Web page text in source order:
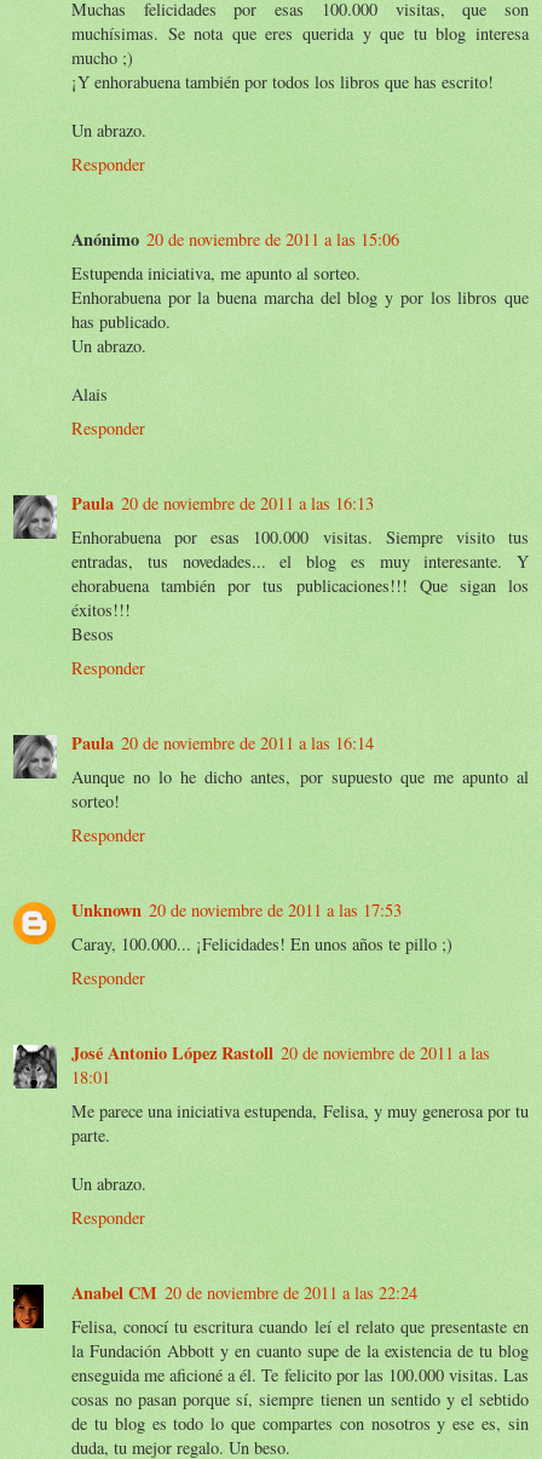
Muchas felicidades por esas 100.000 visitas, que son
muchísimas. Se nota que eres querida y que tu blog interesa
mucho ;)
¡Y enhorabuena también por todos los libros que has escrito!
Un abrazo.
Responder
Anónimo 20 de noviembre de 2011 a las 15:06
Estupenda iniciativa, me apunto al sorteo.
Enhorabuena por la buena marcha del blog y por los libros que
has publicado.
Un abrazo.
Alais
Responder
Paula 20 de noviembre de 2011 a las 16:13
Enhorabuena por esas 100.000 visitas. Siempre visito tus
entradas, tus novedades... el blog es muy interesante. Y
ehorabuena también por tus publicaciones!!! Que sigan los
éxitos!!!
Besos
Responder
Paula 20 de noviembre de 2011 a las 16:14
Aunque no lo he dicho antes, por supuesto que me apunto al
sorteo!
Responder
Unknown 20 de noviembre de 2011 a las 17:53
Caray, 100.000... ¡Felicidades! En unos años te pillo ;)
Responder
José Antonio López Rastoll 20 de noviembre de 2011 a las
18:01
Me parece una iniciativa estupenda, Felisa, y muy generosa por tu
parte.
Un abrazo.
Responder
Anabel CM 20 de noviembre de 2011 a las 22:24
Felisa, conocí tu escritura cuando leí el relato que presentaste en
la Fundación Abbott y en cuanto supe de la existencia de tu blog
enseguida me aficioné a él. Te felicito por las 100.000 visitas. Las
cosas no pasan porque sí, siempre tienen un sentido y el sebtido
de tu blog es todo lo que compartes con nosotros y ese es, sin
duda, tu mejor regalo. Un beso.